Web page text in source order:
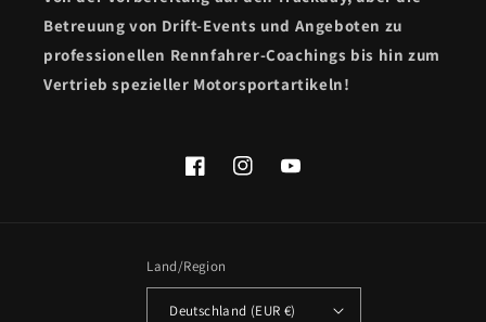
Betreuung von Drift-Events und Angeboten zu
professionellen Rennfahrer-Coachings bis hin zum
Vertrieb spezieller Motorsportartikeln!
FacebookInstagramYouTube
Land/Region
Deutschland (EUR €)